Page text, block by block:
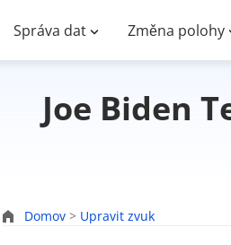
Správa dat Změna polohy
Joe Biden
Domov > Upravit zvuk